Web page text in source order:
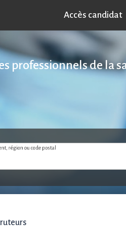
Accès candidat
professionnels de la
région ou code postal